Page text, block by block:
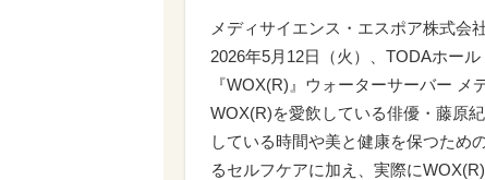
メディサイエンス・エスポア株式会
2026年5月12日（火）、TODAホー
『WOX(R)』ウォーターサーバー
WOX(R)を愛飲している俳優・藤原
している時間や美と健康を保つため
るセルフケアに加え、実際に